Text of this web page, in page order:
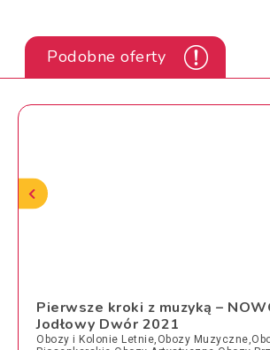
Podobne oferty
Pierwsze kroki z muzyką –
Jodłowy Dwór 2021
Obozy i Kolonie Letnie,Obozy